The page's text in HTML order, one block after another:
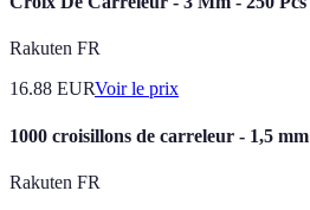
Rakuten FR
16.88 EURVoir le prix
1000 croisillons de carreleur - 1,5 mm
Rakuten FR